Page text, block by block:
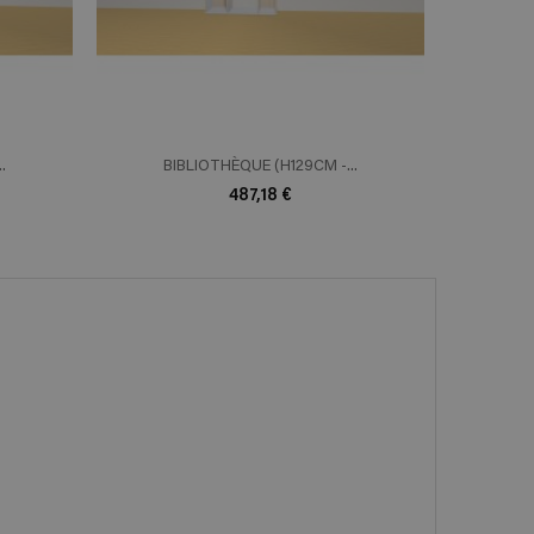
BIBLIOTHÈQUE (H129CM -...
487,18 €